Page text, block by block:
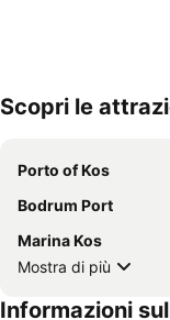
Scopri le
Porto of Kos
Bodrum Port
Marina Kos
Mostra di più
Informazioni